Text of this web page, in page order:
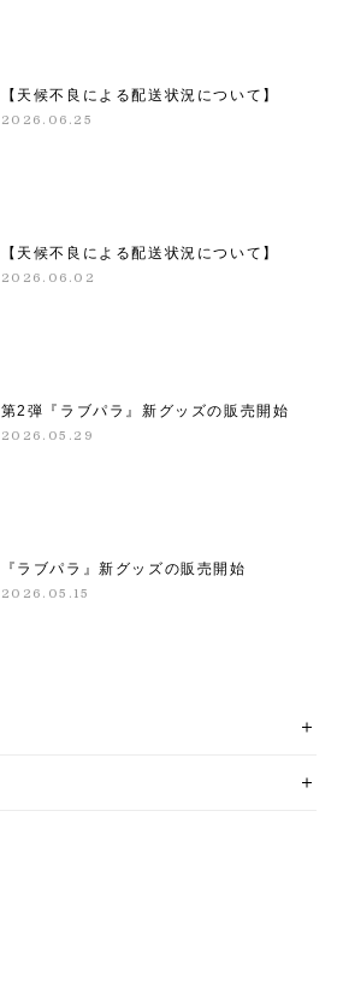
【天候不良による配送状況について】
2026.06.25
【天候不良による配送状況について】
2026.06.02
第2弾『ラブパラ』新グッズの販売開始
2026.05.29
『ラブパラ』新グッズの販売開始
2026.05.15